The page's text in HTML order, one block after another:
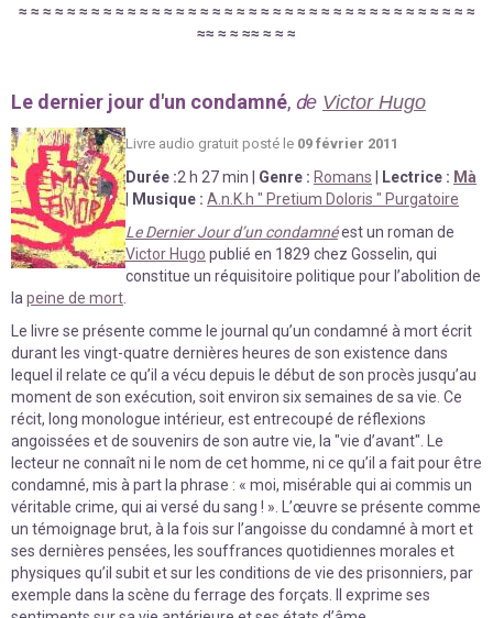
≈ ≈ ≈ ≈ ≈ ≈ ≈ ≈ ≈ ≈ ≈ ≈ ≈ ≈ ≈ ≈ ≈ ≈ ≈ ≈ ≈ ≈ ≈ ≈ ≈ ≈ ≈ ≈ ≈ ≈ ≈ ≈ ≈ ≈ ≈ ≈ ≈ ≈
≈≈ ≈ ≈ ≈≈ ≈ ≈ ≈
Le dernier jour d'un condamné, de Victor Hugo
Livre aud io gratuit posté le 09 février 2011
Durée :2 h 27 min Genre : Romans Lectrice : Mà
Musique : A.n.K.h " Pretium Doloris " Purgatoire
Le Dernier Jour d’un condamnéest un roman de
Victor Hugo publié en 1829 chez Gosselin, qui
constitue un réquisitoire politique pour l’abolition de
la peine de mort
Le livre se présente comme le journal qu’un condamné à mort écrit
durant les vingt-quatre dernières heures de son existence dans
lequel il relate ce qu’il a vécu depuis le début de son procès jusqu’au
moment de son exécution, soit environ six semaines de sa vie. Ce
récit, long monologue intérieur, est entrecoupé de réflexions
angoissées et de souvenirs de son autre vie, la "vie d’avant". Le
lecteur ne connaît ni le nom de cet homme, ni ce qu’il a fait pour être
condamné, mis à part la phrase : « moi, misérable qui ai commis un
véritable crime, qui ai versé du sang ! ». L’œuvre se présente comme
un témoignage brut, à la fois sur l’angoisse du condamné à mort et
ses dernières pensées, les souffrances quotidiennes morales et
physiques qu’il subit et sur les conditions de vie des prisonniers, par
exemple dans la scène du ferrage des forçats. Il exprime ses